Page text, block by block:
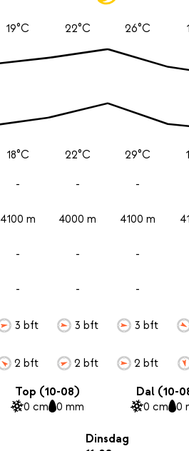
19°C
18°C
-
4100 m
-
-
3 bft
2 bft
22°C
22°C
-
4000 m
-
-
3 bft
2 bft
26°C
29°C
-
4100 m
-
-
3 bft
2 bft
Top (10-08)
0 cm 0 mm
Dal (10-
0 cm 0
Dinsdag